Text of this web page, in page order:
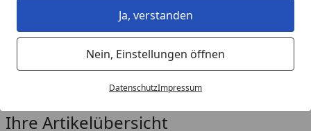
Ja, verstanden
Nein, Einstellungen öffnen
DatenschutzImpressum
Gartensteckdosen und
Solarstrom
Schnelle und einfache
Installation
Ihre Artikelübersicht